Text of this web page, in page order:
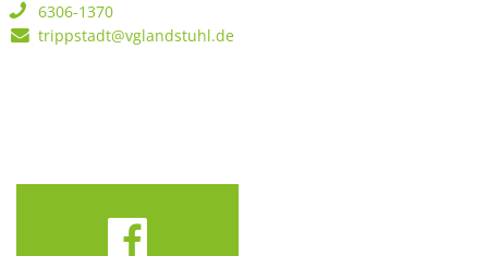
6306-1370
trippstadt@vglandstuhl.de